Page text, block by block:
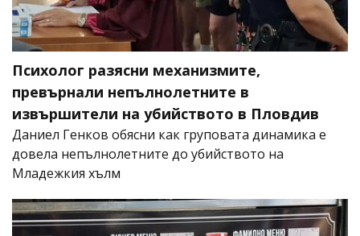
Психолог разясни механизмите,
превърнали непълнолетните в
извършители на убийството в Пловдив
Даниел Генков обясни как груповата динамика е
довела непълнолетните до убийството на
Младежкия хълм